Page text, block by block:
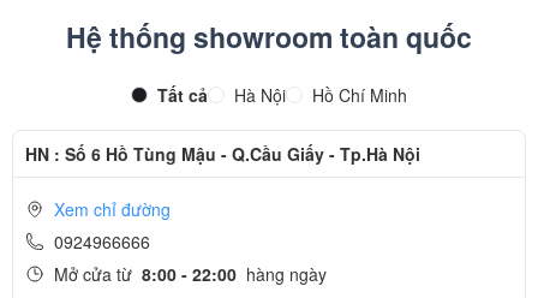
Hệ thống showroom toàn quốc
Tất cả Hà Nội Hồ Chí Minh
HN : Số 6 Hồ Tùng Mậu - Q.Cầu Giấy - Tp.Hà Nội
Xem chỉ đường
0924966666
Mở cửa từ 8:00 - 22:00 hàng ngày